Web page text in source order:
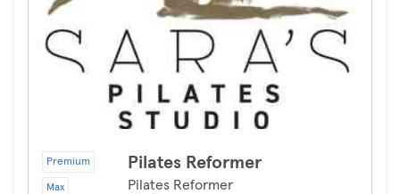
Premium
Max
Pilates Reformer
Pilates Reformer